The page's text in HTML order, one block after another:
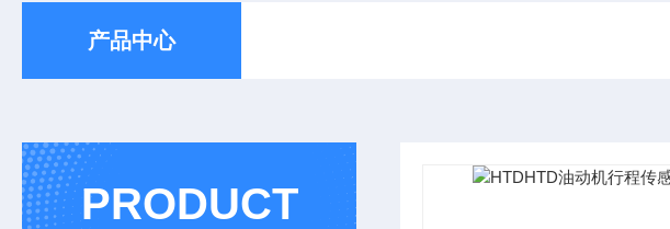
产品中心
PRODUCT